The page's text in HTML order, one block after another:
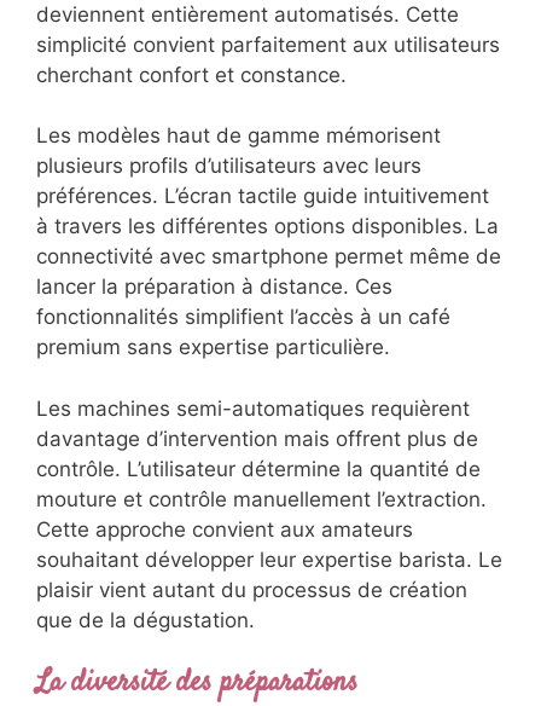
deviennent entièrement automatisés. Cette
simplicité convient parfaitement aux utilisateurs
cherchant confort et constance.
Les modèles haut de gamme mémorisent
plusieurs profils d’utilisateurs avec leurs
préférences. L’écran tactile guide intuitivement
à travers les différentes options disponibles. La
connectivité avec smartphone permet même de
lancer la préparation à distance. Ces
fonctionnalités simplifient l’accès à un café
premium sans expertise particulière.
Les machines semi-automatiques requièrent
davantage d’intervention mais offrent plus de
contrôle. L’utilisateur détermine la quantité de
mouture et contrôle manuellement l’extraction.
Cette approche convient aux amateurs
souhaitant développer leur expertise barista. Le
plaisir vient autant du processus de création
que de la dégustation.
La diversité des préparations